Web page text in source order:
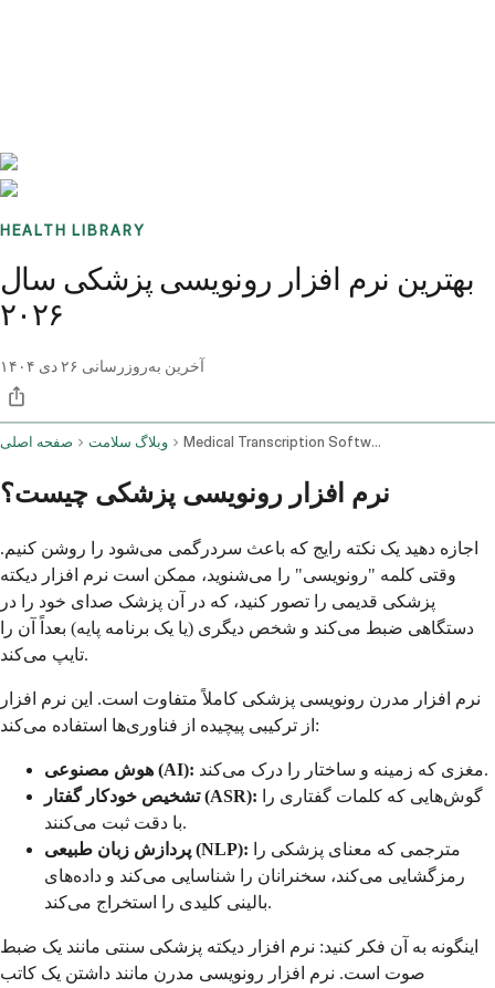
HEALTH LIBRARY
بهترین نرم افزار رونویسی پزشکی سال
۲۰۲۶
آخرین به‌روزرسانی ۲۶ دی ۱۴۰۴
صفحه اصلی وبلاگ سلامت Medical Transcription Software
نرم افزار رونویسی پزشکی چیست؟
اجازه دهید یک نکته رایج که باعث سردرگمی می‌شود را روشن کنیم.
وقتی کلمه "رونویسی" را می‌شنوید، ممکن است نرم افزار دیکته
پزشکی قدیمی را تصور کنید، که در آن پزشک صدای خود را در
دستگاهی ضبط می‌کند و شخص دیگری (یا یک برنامه پایه) بعداً آن را
تایپ می‌کند.
نرم افزار مدرن رونویسی پزشکی کاملاً متفاوت است. این نرم افزار
از ترکیبی پیچیده از فناوری‌ها استفاده می‌کند:
هوش مصنوعی (AI):
مغزی که زمینه و ساختار را درک می‌کند.
تشخیص خودکار گفتار (ASR):
با دقت ثبت می‌کنند.
پردازش زبان طبیعی (NLP):
رمزگشایی می‌کند، سخنرانان را شناسایی می‌کند و داده‌های
بالینی کلیدی را استخراج می‌کند.
اینگونه به آن فکر کنید: نرم افزار دیکته پزشکی سنتی مانند یک ضبط
صوت است. نرم افزار رونویسی مدرن مانند داشتن یک کاتب